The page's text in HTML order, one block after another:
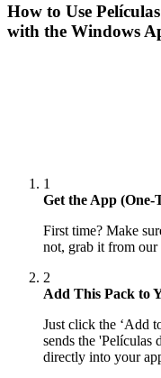
How to Use
with the Windows
1
Get the App (One-
First time? Make
not, grab it from our
2
Add This Pack to
Just click the ‘Add
sends the
directly into your